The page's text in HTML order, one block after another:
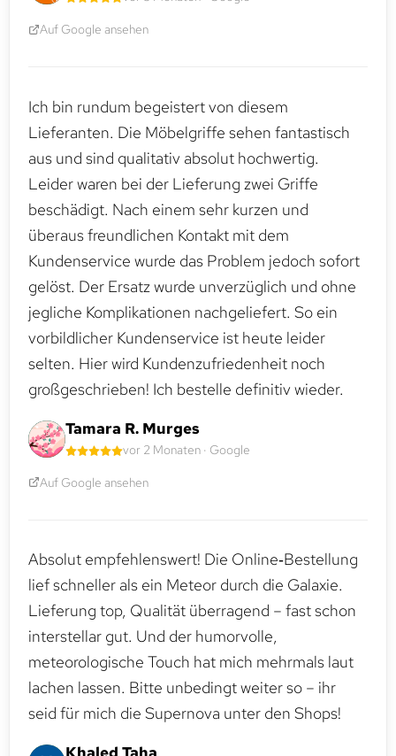
Auf Google ansehen
Ich bin rundum begeistert von diesem
Lieferanten. Die Möbelgriffe sehen fantastisch
aus und sind qualitativ absolut hochwertig.
Leider waren bei der Lieferung zwei Griffe
beschädigt. Nach einem sehr kurzen und
überaus freundlichen Kontakt mit dem
Kundenservice wurde das Problem jedoch sofort
gelöst. Der Ersatz wurde unverzüglich und ohne
jegliche Komplikationen nachgeliefert. So ein
vorbildlicher Kundenservice ist heute leider
selten. Hier wird Kundenzufriedenheit noch
großgeschrieben! Ich bestelle definitiv wieder.
Tamara R. Murges
vor 2 Monaten · Google
Auf Google ansehen
Absolut empfehlenswert! Die Online‑Bestellung
lief schneller als ein Meteor durch die Galaxie.
Lieferung top, Qualität überragend – fast schon
interstellar gut. Und der humorvolle,
meteorologische Touch hat mich mehrmals laut
lachen lassen. Bitte unbedingt weiter so – ihr
seid für mich die Supernova unter den Shops!